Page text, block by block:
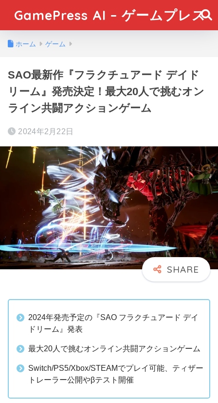
GamePress AI – ゲームプレス
ホーム ゲーム
SAO最新作『フラクチュアード デイド
リーム』発売決定！最大20人で挑むオン
ライン共闘アクションゲーム
2024年2月22日
2024年発売予定の『SAO フラクチュアード デイ
ドリーム』発表
最大20人で挑むオンライン共闘アクションゲーム
Switch/PS5/Xbox/STEAMでプレイ可能、ティザー
トレーラー公開やβテスト開催